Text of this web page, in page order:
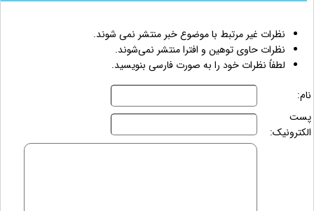
نظرات غیر مرتبط با موضوع خبر منتشر نمی شوند.
نظرات حاوی توهین و افترا منتشر نمی‌شوند.
لطفاً نظرات خود را به صورت فارسی بنویسید.
نام:
پست
الکترونیک: